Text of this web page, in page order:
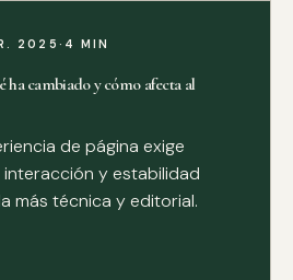
2025 · 4 MIN
ha cambiado y cómo afecta al
de página exige
y estabilidad
más técnica y editorial.